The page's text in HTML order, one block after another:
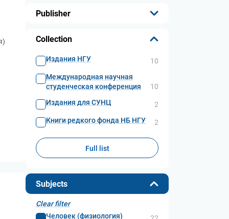
Publisher
Collection
Издания НГУ
10
Международная научная
студенческая конференция
10
Издания для СУНЦ
2
Книги редкого фонда НБ НГУ
2
Full list
Subjects
Clear filter
Человек (физиология)